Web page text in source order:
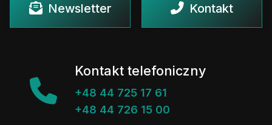
Newsletter Kontakt
Kontakt telefoniczny
+48 44 725 17 61
+48 44 726 15 00